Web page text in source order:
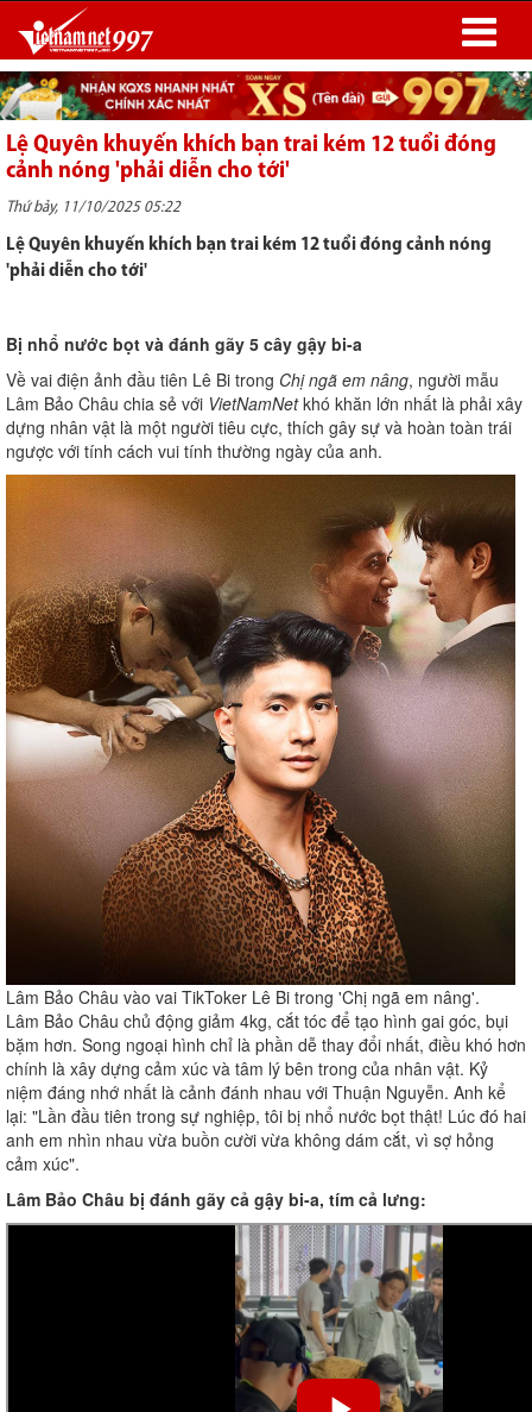
Lệ Quyên khuyến khích bạn trai kém 12 tuổi đóng
cảnh nóng 'phải diễn cho tới'
Thứ bảy, 11/10/2025 05:22
Lệ Quyên khuyến khích bạn trai kém 12 tuổi đóng cảnh nóng
'phải diễn cho tới'
Bị nhổ nước bọt và đánh gãy 5 cây gậy bi-a
Về vai điện ảnh đầu tiên Lê Bi trong Chị ngã em nâng, người mẫu
Lâm Bảo Châu chia sẻ với VietNamNetkhó khăn lớn nhất là phải xây
dựng nhân vật là một người tiêu cực, thích gây sự và hoàn toàn trái
ngược với tính cách vui tính thường ngày của anh.
Lâm Bảo Châu vào vai TikToker Lê Bi trong 'Chị ngã em nâng'.
Lâm Bảo Châu chủ động giảm 4kg, cắt tóc để tạo hình gai góc, bụi
bặm hơn. Song ngoại hình chỉ là phần dễ thay đổi nhất, điều khó hơn
chính là xây dựng cảm xúc và tâm lý bên trong của nhân vật. Kỷ
niệm đáng nhớ nhất là cảnh đánh nhau với Thuận Nguyễn. Anh kể
lại: "Lần đầu tiên trong sự nghiệp, tôi bị nhổ nước bọt thật! Lúc đó hai
anh em nhìn nhau vừa buồn cười vừa không dám cắt, vì sợ hỏng
cảm xúc".
Lâm Bảo Châu bị đánh gãy cả gậy bi-a, tím cả lưng: